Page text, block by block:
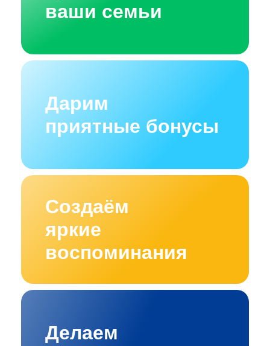
Дарим
приятные бонусы
ваши семьи
Создаём
яркие
воспоминания
Делаем